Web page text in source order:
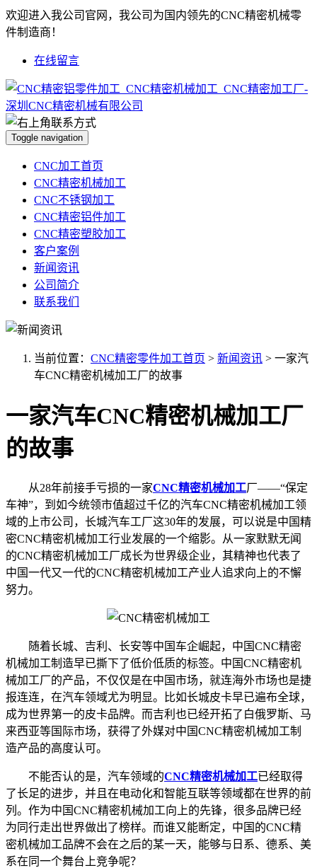
欢迎进入我公司官网，我公司为国内领先的CNC精密机械零
件制造商！
在线留言
Toggle navigation
CNC加工首页
CNC精密机械加工
CNC不锈钢加工
CNC精密铝件加工
CNC精密塑胶加工
客户案例
新闻资讯
公司简介
联系我们
当前位置： CNC精密零件加工首页 > 新闻资讯 > 一家汽
车CNC精密机械加工厂的故事
一家汽车CNC精密机械加工厂
的故事
从28年前接手亏损的一家CNC精密机械加工厂——“保定
车神”，到如今统领市值超过千亿的汽车CNC精密机械加工领
域的上市公司，长城汽车工厂这30年的发展，可以说是中国精
密CNC精密机械加工行业发展的一个缩影。从一家默默无闻
的CNC精密机械加工厂成长为世界级企业，其精神也代表了
中国一代又一代的CNC精密机械加工产业人追求向上的不懈
努力。
随着长城、吉利、长安等中国车企崛起，中国CNC精密
机械加工制造早已撕下了低价低质的标签。中国CNC精密机
械加工厂的产品，不仅仅是在中国市场，就连海外市场也是捷
报连连，在汽车领域尤为明显。比如长城皮卡早已遍布全球，
成为世界第一的皮卡品牌。而吉利也已经开拓了白俄罗斯、马
来西亚等国际市场，获得了外媒对中国CNC精密机械加工制
造产品的高度认可。
不能否认的是，汽车领域的CNC精密机械加工已经取得
了长足的进步，并且在电动化和智能互联等领域都在世界的前
列。作为中国CNC精密机械加工向上的先锋，很多品牌已经
为同行走出世界做出了榜样。而谁又能断定，中国的CNC精
密机械加工品牌不会在之后的某一天，能够与日系、德系、美
系在同一个舞台上竞争呢？